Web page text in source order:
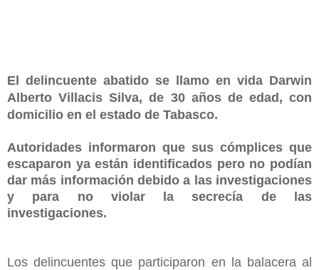
El delincuente abatido se llamo en vida Darwin
Alberto Villacis Silva, de 30 años de edad, con
domicilio en el estado de Tabasco.
Autoridades informaron que sus cómplices que
escaparon ya están identificados pero no podían
dar más información debido a las investigaciones
y para no violar la secrecía de las
investigaciones.
Los delincuentes que participaron en la balacera al